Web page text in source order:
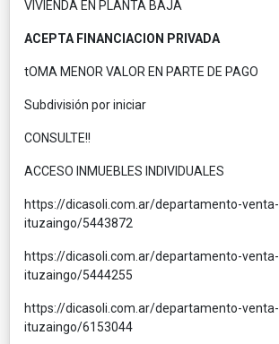
VIVIENDA EN PLANTA BAJA
ACEPTA FINANCIACION PRIVADA
tOMA MENOR VALOR EN PARTE DE PAGO
Subdivisión por iniciar
CONSULTE!!
ACCESO INMUEBLES INDIVIDUALES
https://dicasoli.com.ar/departamento-venta-
ituzaingo/5443872
https://dicasoli.com.ar/departamento-venta-
ituzaingo/5444255
https://dicasoli.com.ar/departamento-venta-
ituzaingo/6153044